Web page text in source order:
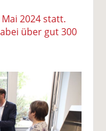
2024 statt.
über gut 300